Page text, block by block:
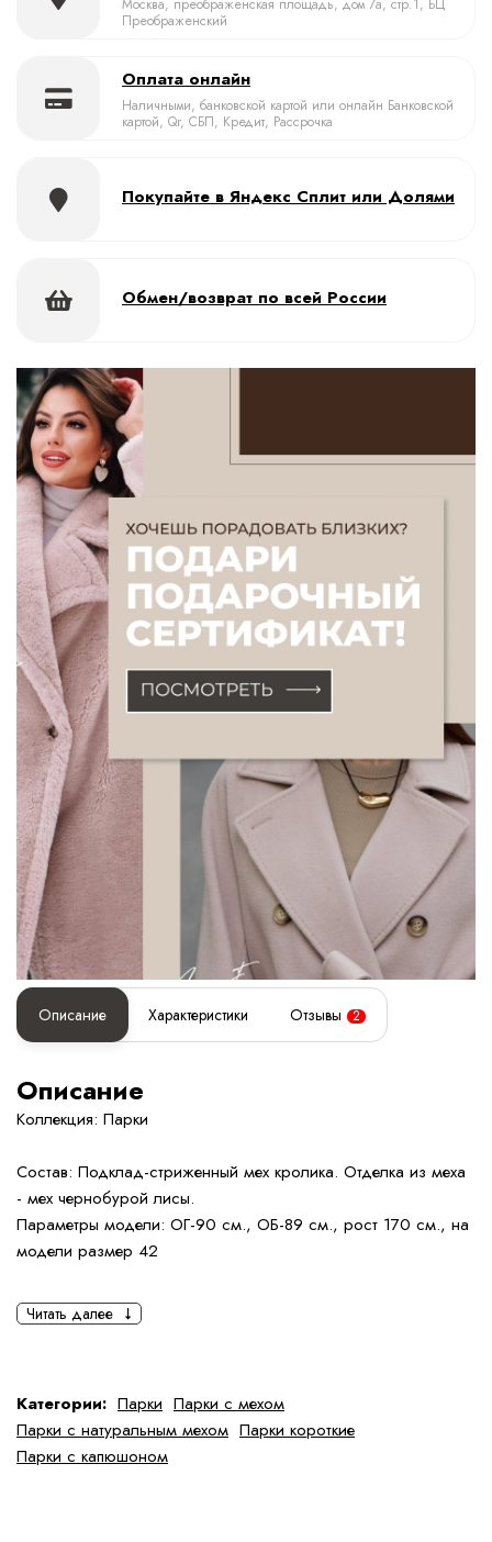
Москва, преображенская площадь, дом 7а, стр.1, БЦ
Преображенский
Оплата онлайн
Наличными, банковской картой или онлайн Банковской
картой, Qr, СБП, Кредит, Рассрочка
Покупайте в Яндекс Сплит или Долями
Обмен/возврат по всей России
Описание Характеристики Отзывы 2
Описание
Коллекция: Парки
Состав: Подклад-стриженный мех кролика. Отделка из меха
- мех чернобурой лисы.
Параметры модели: ОГ-90 см., ОБ-89 см., рост 170 см., на
модели размер 42
Читать далее
Категории: Парки Парки с мехом
Парки с натуральным мехом Парки короткие
Парки с капюшоном